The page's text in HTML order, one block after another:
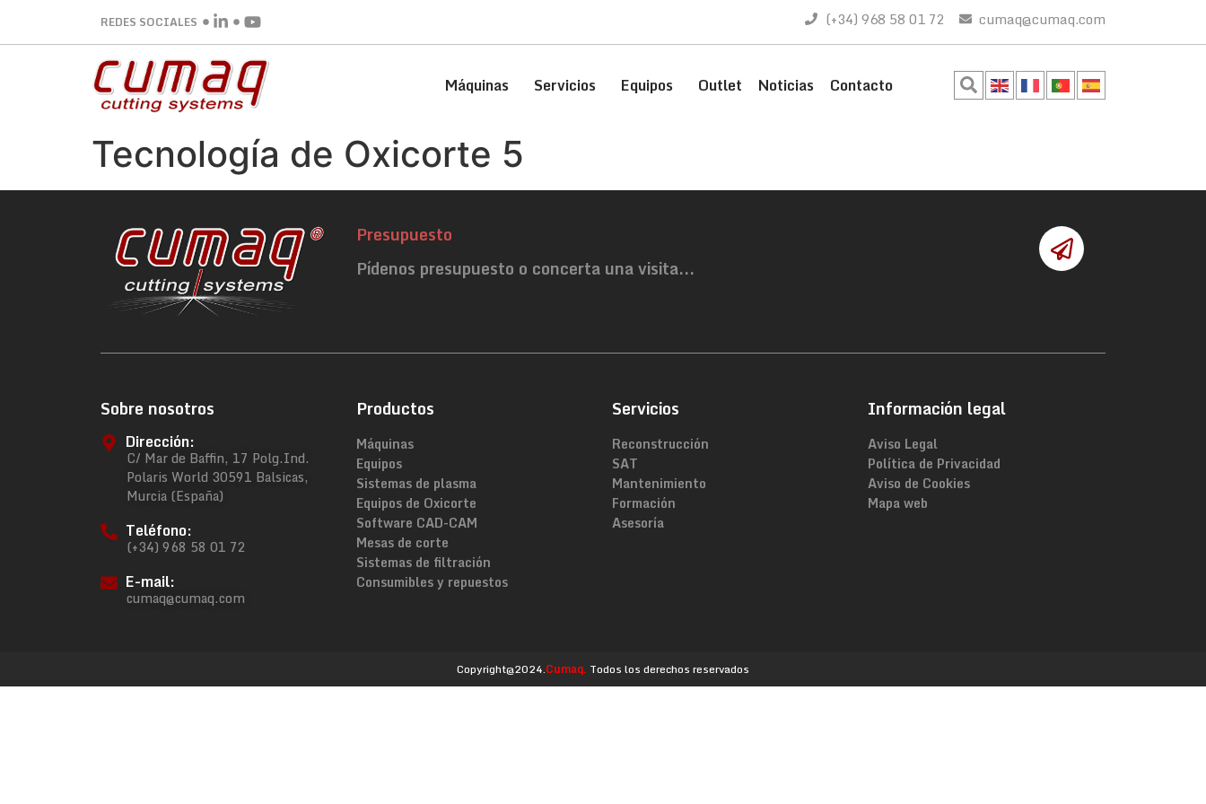
REDES SOCIALES (+34) 968 58 01 72 cumaq@cumaq.com
Máquinas Servicios Equipos Outlet Noticias Contacto
Tecnología de Oxicorte 5
Presupuesto
Pídenos presupuesto o concerta una visita...
Sobre nosotros
Dirección:
C/ Mar de Baffin, 17 Polg.Ind.
Polaris World 30591 Balsicas,
Murcia (España)
Teléfono:
(+34) 968 58 01 72
E-mail:
cumaq@cumaq.com
Productos
Máquinas
Equipos
Sistemas de plasma
Equipos de Oxicorte
Software CAD-CAM
Mesas de corte
Sistemas de filtración
Consumibles y repuestos
Servicios
Reconstrucción
SAT
Mantenimiento
Formación
Asesoría
Información legal
Aviso Legal
Política de Privacidad
Aviso de Cookies
Mapa web
Copyright@2024.Cumaq. Todos los derechos reservados